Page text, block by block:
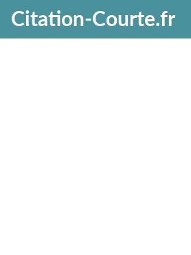
Citation-Courte.fr